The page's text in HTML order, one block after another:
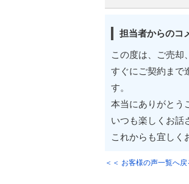
担当者からのコ
この度は、ご売却
すぐにご契約まで
す。
本当にありがとう
いつも楽しくお話
これからも宜しく
＜＜ お客様の声一覧へ戻